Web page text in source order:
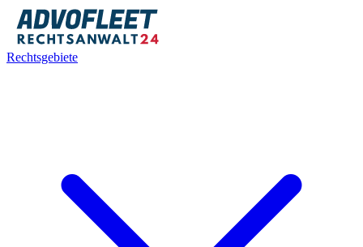
Rechtsgebiete